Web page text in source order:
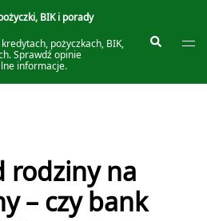
BIK i porady
pożyczkach, BIK,
Sprawdź opinie
informacje.
Szukaj
rodziny na
– czy bank